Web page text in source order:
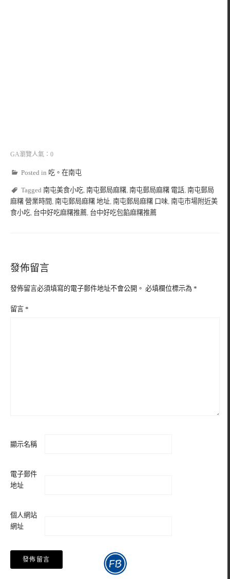
GA瀏覽人氣：0
Posted in 吃。在南屯
Tagged 南屯美食小吃 南屯郵局麻糬 南屯郵局麻糬 電話 南屯郵局
麻糬 營業時間 南屯郵局麻糬 地址 南屯郵局麻糬 口味 南屯市場附近美
食小吃 台中好吃麻糬推薦 台中好吃包餡麻糬推薦
發佈留言
發佈留言必須填寫的電子郵件地址不會公開。 必填欄位標示為 *
留言 *
顯示名稱
電子郵件
地址
個人網站
網址